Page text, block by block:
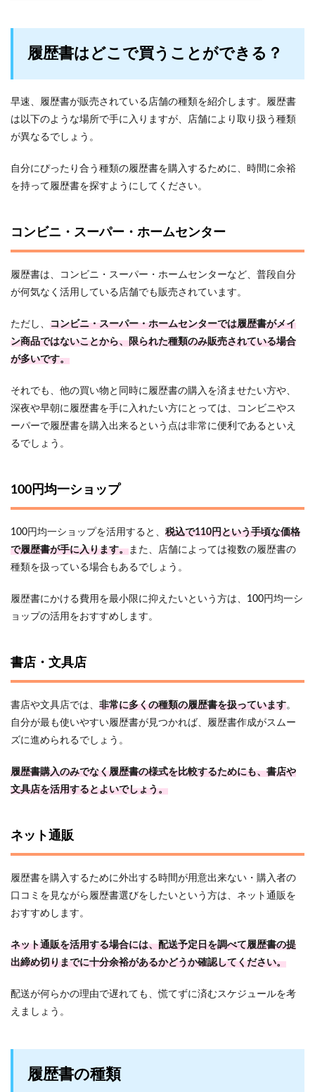
履歴書はどこで買うことができる？
早速、履歴書が販売されている店舗の種類を紹介します。履歴書
は以下のような場所で手に入りますが、店舗により取り扱う種類
が異なるでしょう。
自分にぴったり合う種類の履歴書を購入するために、時間に余裕
を持って履歴書を探すようにしてください。
コンビニ・スーパー・ホームセンター
履歴書は、コンビニ・スーパー・ホームセンターなど、普段自分
が何気なく活用している店舗でも販売されています。
ただし、 コンビニ・スーパー・ホームセンターでは履歴書がメイ
ン商品ではないことから、限られた種類のみ販売されている場合
が多いです。
それでも、他の買い物と同時に履歴書の購入を済ませたい方や、
深夜や早朝に履歴書を手に入れたい方にとっては、コンビニやス
ーパーで履歴書を購入出来るという点は非常に便利であるといえ
るでしょう。
100円均一ショップ
100円均一ショップを活用すると、 税込で110円という手頃な価格
で履歴書が手に入ります。また、店舗によっては複数の履歴書の
種類を扱っている場合もあるでしょう。
履歴書にかける費用を最小限に抑えたいという方は、100円均一シ
ョップの活用をおすすめします。
書店・文具店
書店や文具店では、 非常に多くの種類の履歴書を扱っています。
自分が最も使いやすい履歴書が見つかれば、履歴書作成がスムー
ズに進められるでしょう。
履歴書購入のみでなく履歴書の様式を比較するためにも、書店や
文具店を活用するとよいでしょう。
ネット通販
履歴書を購入するために外出する時間が用意出来ない・購入者の
口コミを見ながら履歴書選びをしたいという方は、ネット通販を
おすすめします。
ネット通販を活用する場合には、配送予定日を調べて履歴書の提
出締め切りまでに十分余裕があるかどうか確認してください。
配送が何らかの理由で遅れても、慌てずに済むスケジュールを考
えましょう。
履歴書の種類